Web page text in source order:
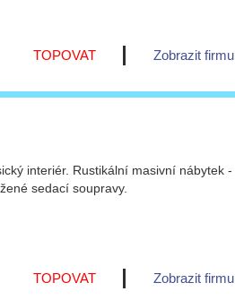
Zobrazit firmu
TOPOVAT
interiér. Rustikální masivní nábytek -
sedací soupravy.
Zobrazit firmu
TOPOVAT